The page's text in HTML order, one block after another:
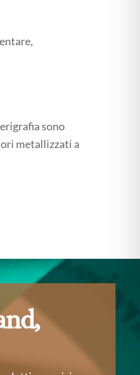
sono
metallizzati a